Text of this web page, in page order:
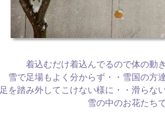
着込むだけ着込んでるので体の動
雪で足場もよく分からず・・雪国の方
足を踏み外してこけない様に・・滑らな
雪の中のお花たち